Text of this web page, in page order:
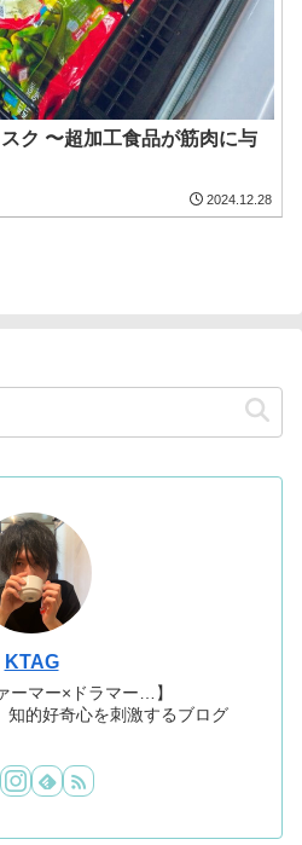
ク 〜超加工食品が筋肉に与
2024.12.28
KTAG
ーマー×ドラマー…】
知的好奇心を刺激するブログ